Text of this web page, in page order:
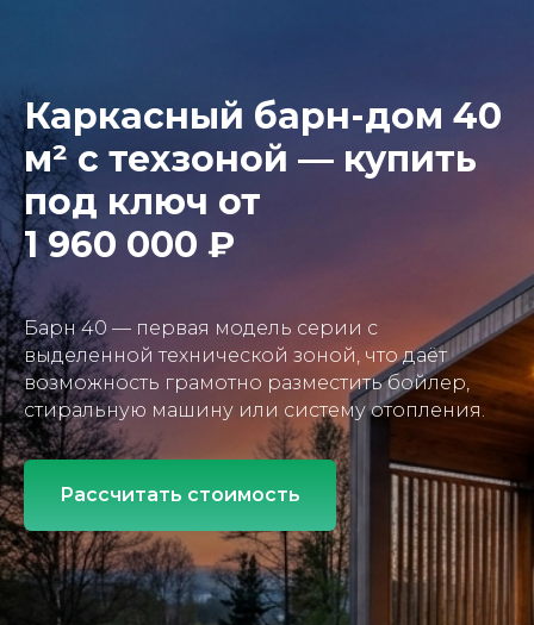
Каркасный барн-дом 40
м² с техзоной — купить
под ключ от
1 960 000 ₽
Барн 40 — первая модель серии с
выделенной технической зоной, что даёт
возможность грамотно разместить бойлер,
стиральную машину или систему отопления.
Рассчитать стоимость